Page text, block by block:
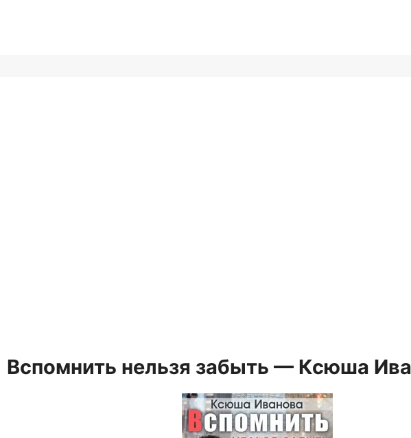
Вспомнить нельзя забыть — Ксюша